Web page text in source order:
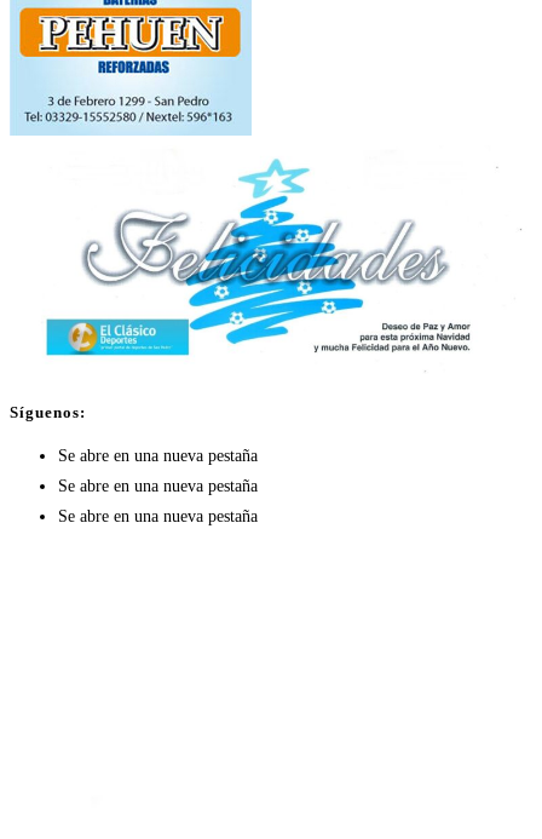
Síguenos:
Se abre en una nueva pestaña
Se abre en una nueva pestaña
Se abre en una nueva pestaña